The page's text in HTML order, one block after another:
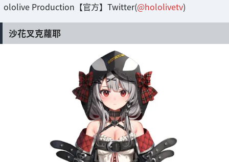
ololive Production【官方】Twitter(@hololivetv)
沙花叉克蘿耶